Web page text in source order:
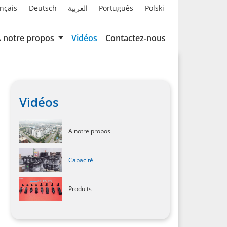
Deutsch العربية Português Polski
notre propos Vidéos Contactez-nous
Vidéos
A notre propos
Capacité
Produits